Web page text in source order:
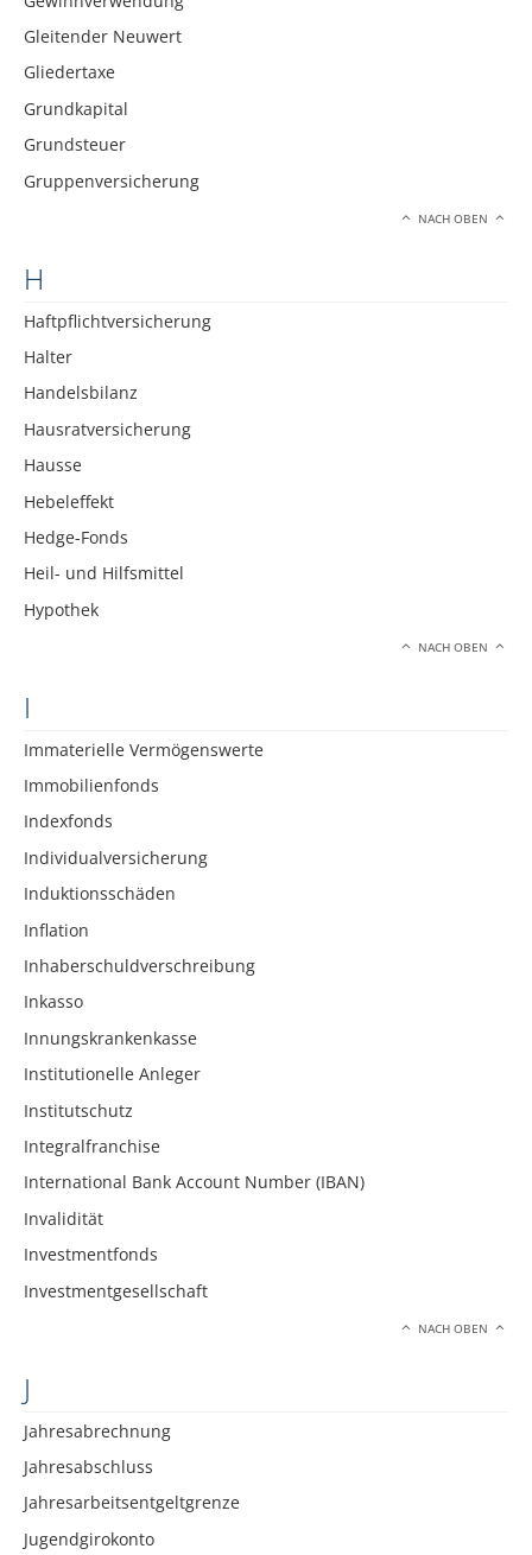
Gleitender Neuwert
Gliedertaxe
Grundkapital
Grundsteuer
Gruppenversicherung
NACH OBEN
H
Haftpflichtversicherung
Halter
Handelsbilanz
Hausratversicherung
Hausse
Hebeleffekt
Hedge-Fonds
Heil- und Hilfsmittel
Hypothek
NACH OBEN
I
Immaterielle Vermögenswerte
Immobilienfonds
Indexfonds
Individualversicherung
Induktionsschäden
Inflation
Inhaberschuldverschreibung
Inkasso
Innungskrankenkasse
Institutionelle Anleger
Institutschutz
Integralfranchise
International Bank Account Number (IBAN)
Invalidität
Investmentfonds
Investmentgesellschaft
NACH OBEN
J
Jahresabrechnung
Jahresabschluss
Jahresarbeitsentgeltgrenze
Jugendgirokonto